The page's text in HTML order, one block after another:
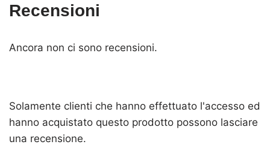
Recensioni
Ancora non ci sono recensioni.
Solamente clienti che hanno effettuato l'accesso ed
hanno acquistato questo prodotto possono lasciare
una recensione.